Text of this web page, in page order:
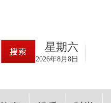
星期六
2026年8月8日